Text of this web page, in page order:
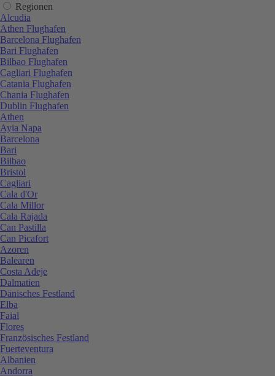
Regionen
Alcudia
Athen Flughafen
Barcelona Flughafen
Bari Flughafen
Bilbao Flughafen
Cagliari Flughafen
Catania Flughafen
Chania Flughafen
Dublin Flughafen
Athen
Ayia Napa
Barcelona
Bari
Bilbao
Bristol
Cagliari
Cala d'Or
Cala Millor
Cala Rajada
Can Pastilla
Can Picafort
Azoren
Balearen
Costa Adeje
Dalmatien
Dänisches Festland
Elba
Faial
Flores
Französisches Festland
Fuerteventura
Albanien
Andorra